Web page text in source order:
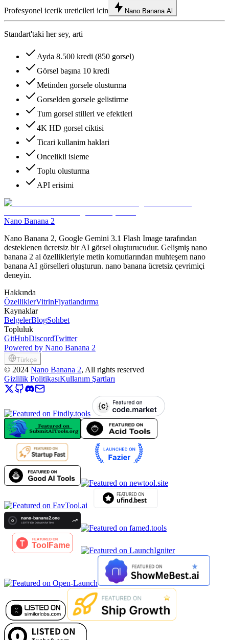
Profesyonel icerik ureticileri icin
Nano Banana Al
Standart'taki her sey, arti
Ayda 8.500 kredi (850 gorsel)
Görsel başına 10 kredi
Metinden gorsele olusturma
Gorselden gorsele gelistirme
Tum gorsel stilleri ve efektleri
4K HD gorsel ciktisi
Ticari kullanim haklari
Oncelikli isleme
Toplu olusturma
API erisimi
Nano Banana 2
Nano Banana 2, Google Gemini 3.1 Flash Image tarafından
desteklenen ücretsiz bir AI görsel oluşturucudur. Gelişmiş nano
banana 2 ai özellikleriyle metin komutlarından muhteşem nano
banana AI görselleri oluşturun. nano banana ücretsiz çevrimiçi
deneyin.
Hakkında
ÖzelliklerVitrinFiyatlandırma
Kaynaklar
BelgelerBlogSohbet
Topluluk
GitHubDiscordTwitter
Powered by Nano Banana 2
Türkçe
© 2024 Nano Banana 2, All rights reserved
Gizlilik PolitikasıKullanım Şartları